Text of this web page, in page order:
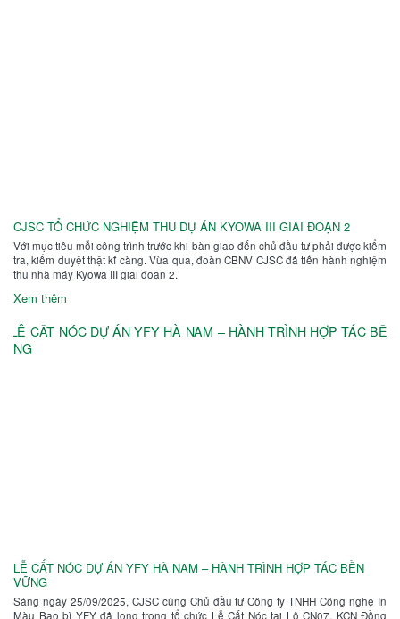
CJSC TỔ CHỨC NGHIỆM THU DỰ ÁN KYOWA III GIAI ĐOẠN 2
Với mục tiêu mỗi công trình trước khi bàn giao đến chủ đầu tư phải được kiểm
tra, kiểm duyệt thật kĩ càng. Vừa qua, đoàn CBNV CJSC đã tiến hành nghiệm
thu nhà máy Kyowa III giai đoạn 2.
Xem thêm
LỄ CẤT NÓC DỰ ÁN YFY HÀ NAM – HÀNH TRÌNH HỢP TÁC BỀN
VỮNG
Sáng ngày 25/09/2025, CJSC cùng Chủ đầu tư Công ty TNHH Công nghệ In
Màu Bao bì YFY đã long trọng tổ chức Lễ Cất Nóc tại Lô CN07, KCN Đồng